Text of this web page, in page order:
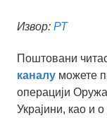
Извор: РТ
Поштовани
каналу можете
операцији
Украјини, као и